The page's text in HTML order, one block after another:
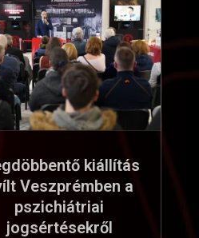
kiállítás
Veszprémben a
pszichiátriai
jogsértésekről